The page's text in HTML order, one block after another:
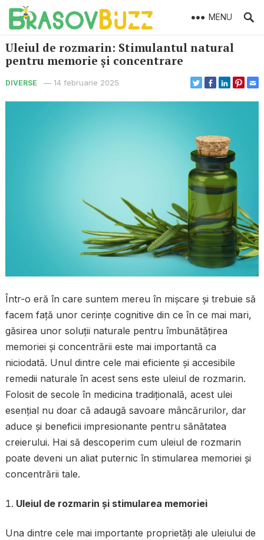
MENU
Uleiul de rozmarin: Stimulantul natural
pentru memorie și concentrare
DIVERSE — 14 februarie 2025
Într-o eră în care suntem mereu în mișcare și trebuie să
facem față unor cerințe cognitive din ce în ce mai mari,
găsirea unor soluții naturale pentru îmbunătățirea
memoriei și concentrării este mai importantă ca
niciodată. Unul dintre cele mai eficiente și accesibile
remedii naturale în acest sens este uleiul de rozmarin.
Folosit de secole în medicina tradițională, acest ulei
esențial nu doar că adaugă savoare mâncărurilor, dar
aduce și beneficii impresionante pentru sănătatea
creierului. Hai să descoperim cum uleiul de rozmarin
poate deveni un aliat puternic în stimularea memoriei și
concentrării tale.
Uleiul de rozmarin și stimularea memoriei
Una dintre cele mai importante proprietăți ale uleiului de